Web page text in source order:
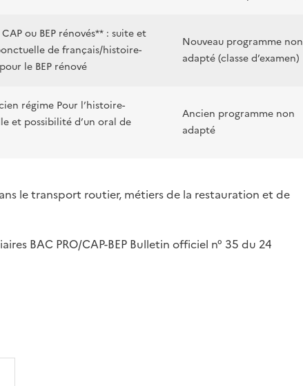
ou BEP rénovés** : suite et
de français/histoire-
le BEP rénové
Nouveau programme non
adapté (classe d’examen)
régime Pour l’histoire-
et possibilité d’un oral de
Ancien programme non
adapté
le transport routier, métiers de la restauration et de
BAC PRO/CAP-BEP Bulletin officiel n° 35 du 24